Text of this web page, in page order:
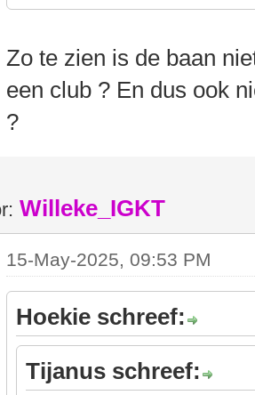
Zo te zien is de baan
een club ? En dus ook
?
Willeke_IGKT
15-May-2025, 09:53 PM
Hoekie schreef:
Tijanus schreef: